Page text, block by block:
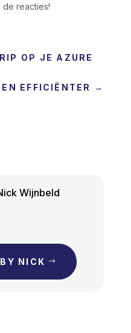
de reacties!
OP JE AZURE
EFFICIËNTER
→
Wijnbeld
NICK